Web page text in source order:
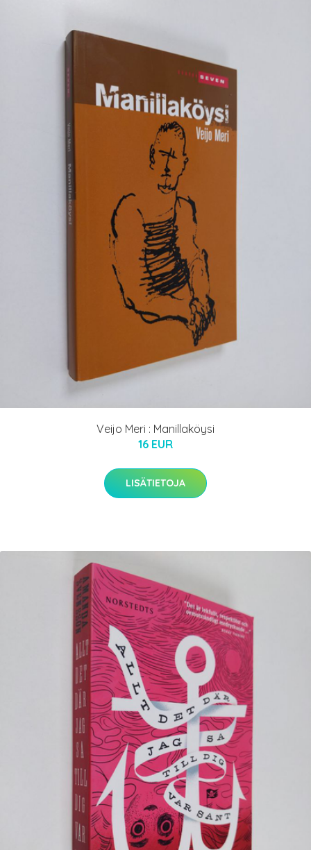
Veijo Meri : Manillaköysi
16 EUR
LISÄTIETOJA